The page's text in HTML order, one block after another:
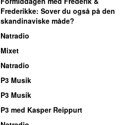
Frederikke: Sover du også på den
skandinaviske måde?
Natradio
Mixet
Natradio
P3 Musik
P3 Musik
P3 med Kasper Reippurt